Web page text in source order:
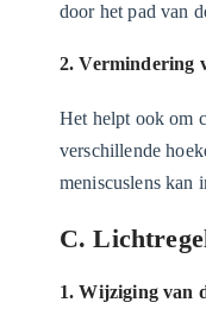
door het pad van
2. Vermindering
Het helpt ook om
verschillende
meniscuslens kan
C.
1. Wijziging van